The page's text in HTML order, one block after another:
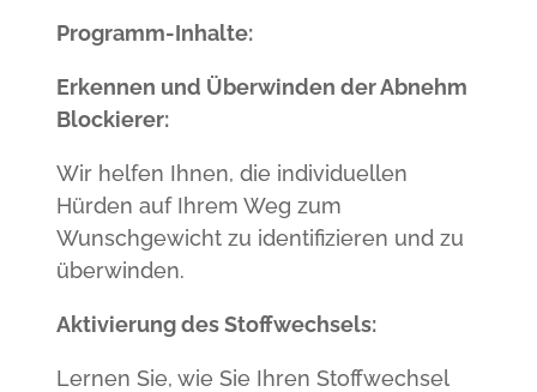
Programm-Inhalte:
Erkennen und Überwinden der Abnehm
Blockierer:
Wir helfen Ihnen, die individuellen
Hürden auf Ihrem Weg zum
Wunschgewicht zu identifizieren und zu
überwinden.
Aktivierung des Stoffwechsels:
Lernen Sie, wie Sie Ihren Stoffwechsel